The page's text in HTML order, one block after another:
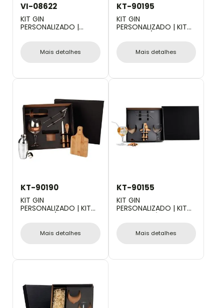
VI-08622
KIT GIN
PERSONALIZADO |
Mais detalhes
KT-90195
KIT GIN
PERSONALIZADO | KIT
PARA GIN / DRINKS - 4
Mais detalhes
KT-90190
KIT GIN
PERSONALIZADO | KIT
PARA GIN / DRINKS - 7
Mais detalhes
KT-90155
KIT GIN
PERSONALIZADO | KIT
PARA GIN TÔNICA - 8
Mais detalhes